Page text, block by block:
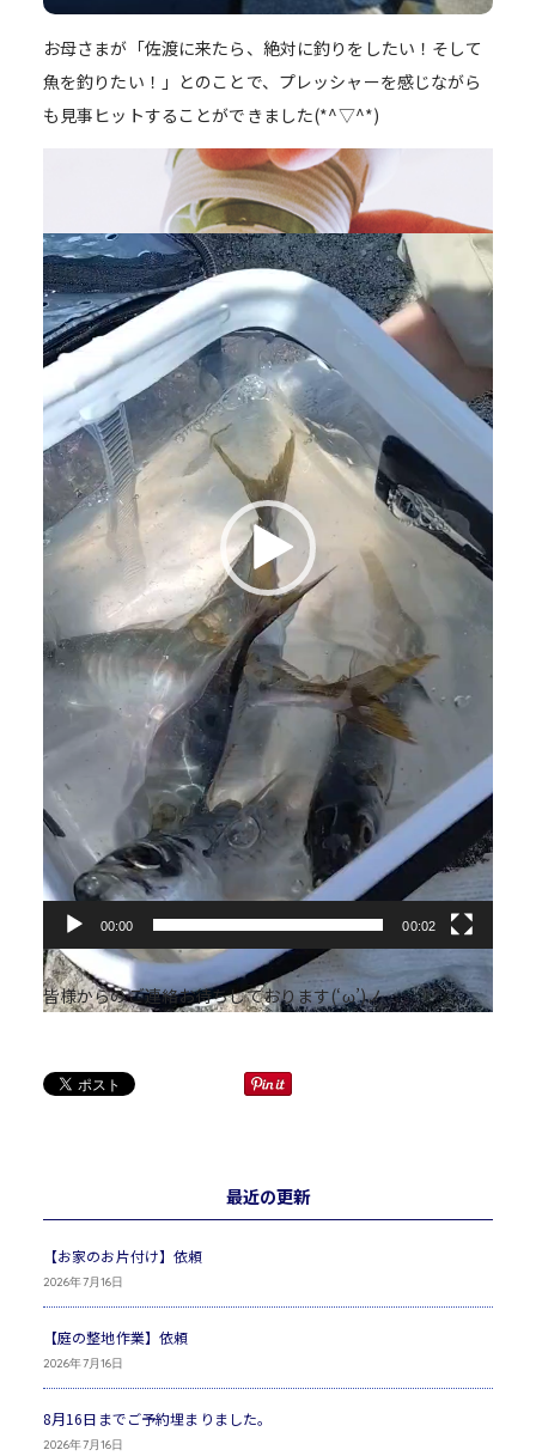
お母さまが「佐渡に来たら、絶対に釣りをしたい！そして
魚を釣りたい！」とのことで、プレッシャーを感じながら
も見事ヒットすることができました(*^▽^*)
プ
レ
ー
ヤ
ー
00:00 00:02
皆様からのご連絡お待ちしております(‘ω’)ノ
最近の更新
【お家のお片付け】依頼
2026年7月16日
【庭の整地作業】依頼
2026年7月16日
8月16日までご予約埋まりました。
2026年7月16日